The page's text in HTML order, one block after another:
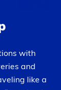
fuera de
y
with
and
like a